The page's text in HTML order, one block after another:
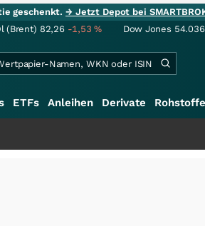
geschenkt.→ Jetzt Depot bei
(Brent) 82,26 -1,53% Dow Jones
ETFs Anleihen Derivate Rohstoffe